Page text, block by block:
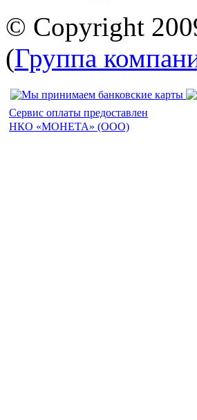
© Copyright
(Группа
Сервис оплаты предоставлен
НКО «МОНЕТА» (ООО)